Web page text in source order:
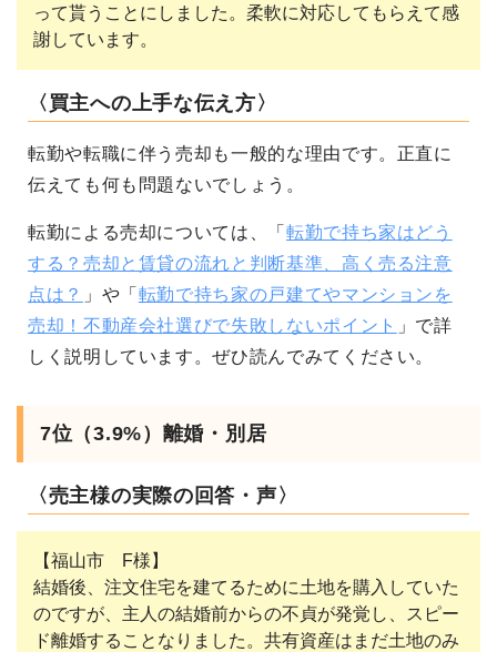
って貰うことにしました。柔軟に対応してもらえて感
謝しています。
〈買主への上手な伝え方〉
転勤や転職に伴う売却も一般的な理由です。正直に
伝えても何も問題ないでしょう。
転勤による売却については、 「 転勤で持ち家はどう
する？売却と賃貸の流れと判断基準、高く売る注意
点は？ 」や「 転勤で持ち家の戸建てやマンションを
売却！不動産会社選びで失敗しないポイント 」 で詳
しく説明しています。ぜひ読んでみてください。
7位（3.9%）離婚・別居
〈売主様の実際の回答・声〉
【福山市 F様】
結婚後、注文住宅を建てるために土地を購入していた
のですが、主人の結婚前からの不貞が発覚し、スピー
ド離婚することなりました。共有資産はまだ土地のみ